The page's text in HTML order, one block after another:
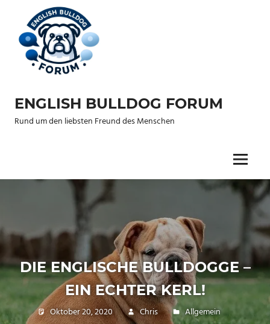
springen
ENGLISH BULLDOG FORUM
Rund um den liebsten Freund des Menschen
Menu
DIE ENGLISCHE BULLDOGGE –
EIN ECHTER KERL!
Oktober 20, 2020 Chris Allgemein